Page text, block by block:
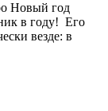
Новый год
в году! Его
везде: в